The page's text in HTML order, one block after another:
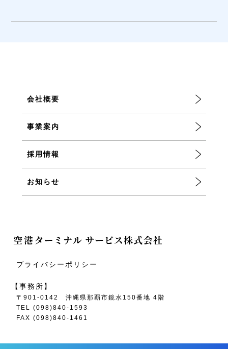
プライバシーポリシー
【事務所】
〒901-0142 沖縄県那覇市鏡水150番地 4階
TEL (098)840-1593
FAX (098)840-1461
会社概要
事業案内
採用情報
お知らせ